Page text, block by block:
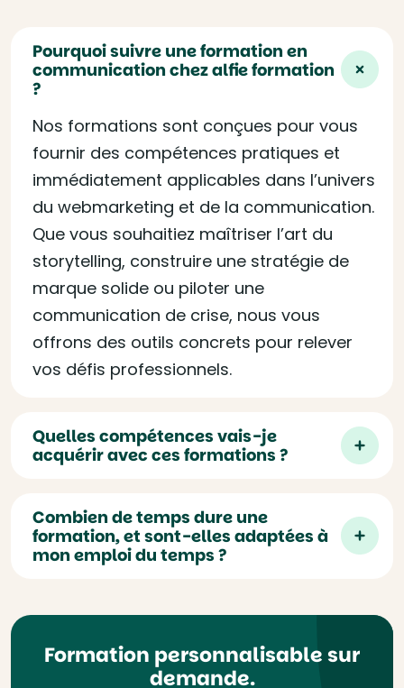
Pourquoi suivre une formation en
communication chez alfie formation
?
Nos formations sont conçues pour vous
fournir des compétences pratiques et
immédiatement applicables dans l’univers
du webmarketing et de la communication.
Que vous souhaitiez maîtriser l’art du
storytelling, construire une stratégie de
marque solide ou piloter une
communication de crise, nous vous
offrons des outils concrets pour relever
vos défis professionnels.
Quelles compétences vais-je
acquérir avec ces formations ?
Combien de temps dure une
formation, et sont-elles adaptées à
mon emploi du temps ?
Formation personnalisable sur
demande.